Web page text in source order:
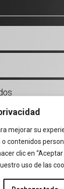
mejorar su
contenidos
clic en
uso de las
de privacidad